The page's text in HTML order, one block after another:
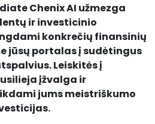
Chenix AI užmezga
ir investicinio
konkrečių finansinių
jūsų portalas į sudėtingus
Leiskitės į
įžvalga ir
jums meistriškumo